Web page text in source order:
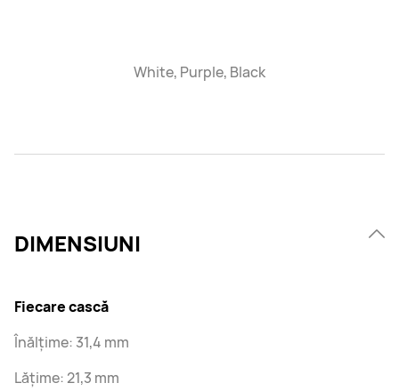
White, Purple, Black
DIMENSIUNI
Fiecare cască
Înălțime: 31,4 mm
Lățime: 21,3 mm